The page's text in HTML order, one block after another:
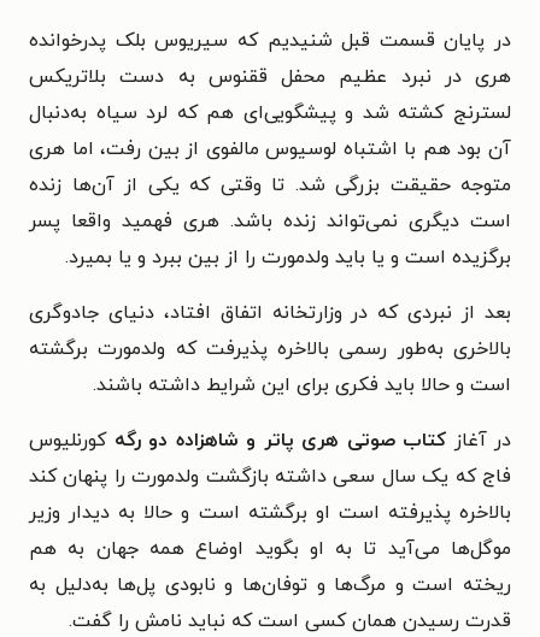
در پایان قسمت قبل شنیدیم که سیریوس بلک پدرخوانده
هری در نبرد عظیم محفل ققنوس به دست بلاتریکس
لسترنج کشته شد و پیشگویی‌ای هم که لرد سیاه به‌دنبال
آن بود هم با اشتباه لوسیوس مالفوی از بین رفت، اما هری
متوجه حقیقت بزرگی شد. تا وقتی که یکی از آن‌ها زنده
است دیگری نمی‌تواند زنده باشد. هری فهمید واقعا پسر
برگزیده است و یا باید ولدمورت را از بین ببرد و یا بمیرد.
بعد از نبردی که در وزارتخانه اتفاق افتاد، دنیای جادوگری
بالاخری به‌طور رسمی بالاخره پذیرفت که ولدمورت برگشته
است و حالا باید فکری برای این شرایط داشته باشند.
در آغاز کتاب صوتی هری پاتر و شاهزاده دو رگه کورنلیوس
فاج که یک سال سعی داشته بازگشت ولدمورت را پنهان کند
بالاخره پذیرفته است او برگشته است و حالا به دیدار وزیر
موگل‌ها می‌آید تا به او بگوید اوضاع همه جهان به هم
ریخته است و مرگ‌ها و توفان‌ها و نابودی پل‌ها به‌دلیل به
قدرت رسیدن همان کسی است که نباید نامش را گفت.